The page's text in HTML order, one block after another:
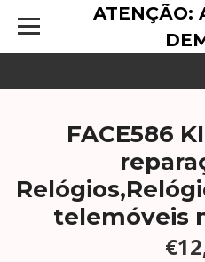
ATENÇÃO:
FACE586
telemóveis